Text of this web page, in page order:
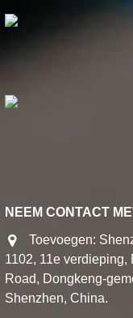
NEEM CONTACT
Toevoegen:
1102, 11e verdieping,
Road, Dongkeng-
Shenzhen, China.